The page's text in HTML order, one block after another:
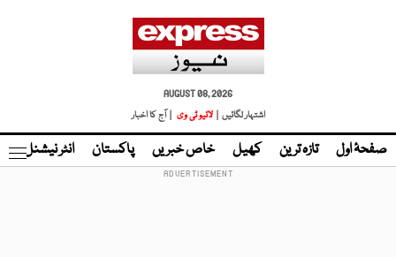
AUGUST 08, 2026
اشتہار لگائیں |
لائیو ٹی وی | آج کا اخبار
صفحۂ اول تازہ ترین کھیل خاص خبریں پاکستان انٹر نیشنل